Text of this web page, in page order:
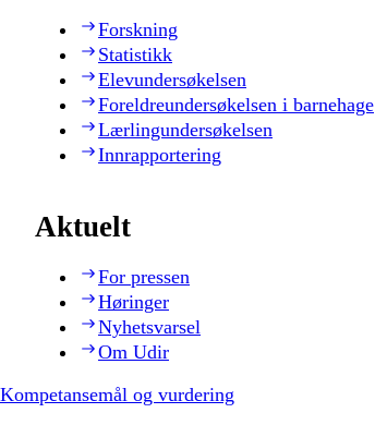
Forskning
Statistikk
Elevundersøkelsen
Foreldreundersøkelsen i barnehage
Lærlingundersøkelsen
Innrapportering
Aktuelt
For pressen
Høringer
Nyhetsvarsel
Om Udir
Kompetansemål og vurdering